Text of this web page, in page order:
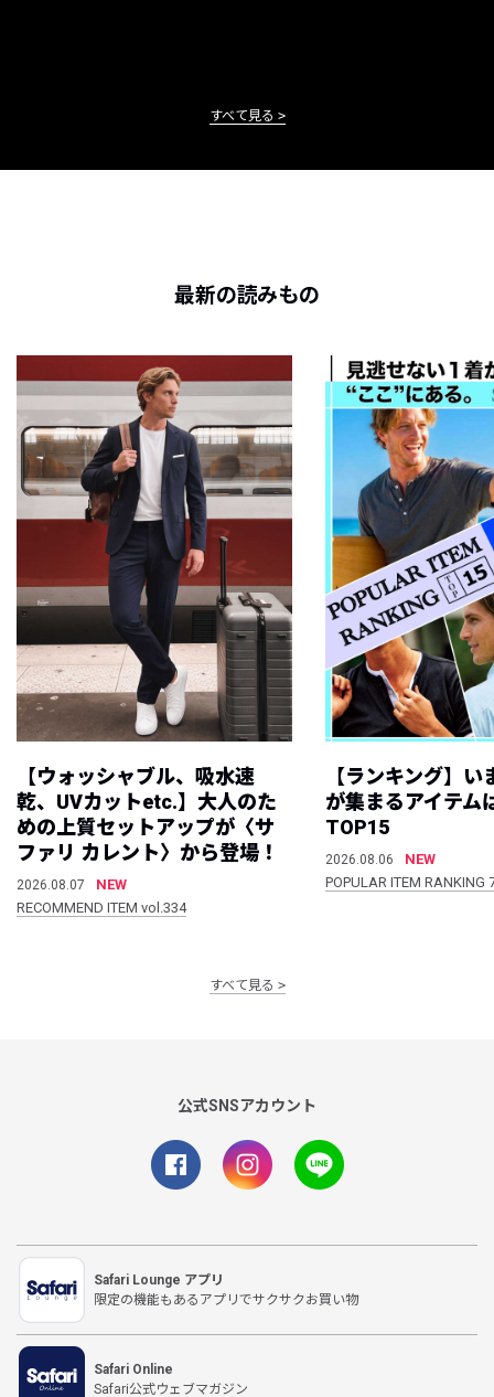
すべて見る
最新の読みもの
【ウォッシャブル、吸水速
乾、UVカットetc.】大人のた
めの上質セットアップが〈サ
ファリ カレント〉から登場！
2026.08.07
NEW
RECOMMEND ITEM vol.334
【ランキング】
が集まるアイテム
TOP15
2026.08.06
NEW
POPULAR ITEM
すべて見る
公式SNSアカウント
Safari Lounge アプリ
限定の機能もあるアプリでサクサクお買い物
Safari Online
Safari公式ウェブマガジン